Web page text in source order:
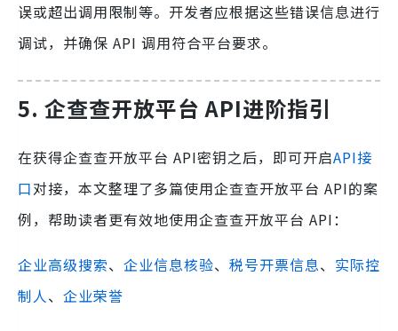
误或超出调用限制等。开发者应根据这些错误信息进行
调试，并确保 API 调用符合平台要求。
5. 企查查开放平台 API进阶指引
在获得企查查开放平台 API密钥之后，即可开启API接
口对接，本文整理了多篇使用企查查开放平台 API的案
例，帮助读者更有效地使用企查查开放平台 API：
企业高级搜索、 企业信息核验、 税号开票信息、 实际控
制人、 企业荣誉